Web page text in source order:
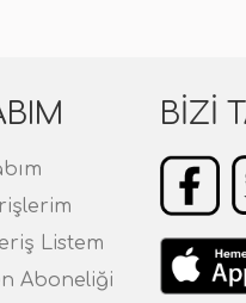
Listem
Aboneliği
BIZI